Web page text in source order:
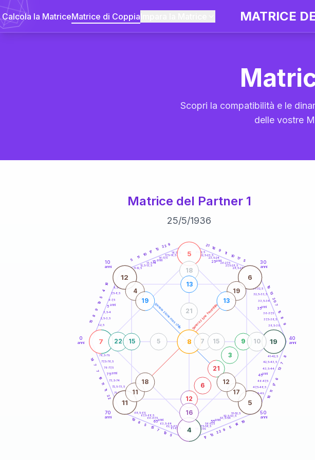
Calcola la MatriceMatrice di Coppia MATRICE
Scopri la compatibilità e le
delle vostre
Matrice del Partner 1
25/5/1936
generazione maschile generazione femminile
0
anni
10
anni
30
anni
40
anni
50
anni
70
anni
1-2,5
2,5-3,5
3,5-4
6-7,5
7,5-8,5
8,5-9
11-12,5
12,5-13,5
13,5-14
16-17,5
17,5-18,5
18,5-19
21-22,5
22,5-23,5
23,5-24
26-27,5
27,5-28,5
28,5-29
31-32,5
32,5-33,5
33,5-34
36-37,5
37,5-38,5
38,5-39
41-42,5
42,5-43,5
43,5-44
46-47,5
47,5-48,5
48,5-49
51-52,5
52,5-53,5
53,5-54
56-57,5
57,5-58,5
58,5-59
61-62,5
62,5-63,5
63,5-64
66-67,5
67,5-68,5
68,5-69
71-72,5
72,5-73,5
73,5-74
76-77,5
77,5-78,5
78,5-79
15
8
9
19
5
4
16
5
11
10
17
12
22 9 21 16
9
11
10 17
5
19
13
20
7
15
8
9
8
7
13
6
17
11
16
19
14
5
9
22
13
17
5
19
7
15
5
8
19
22
11
11
18
7
7
14
7
5
19
4
8
12 6
11 5
12
6
21
3
9
22
18
10
16
15
13
7 15
5
21
4
19
19
13
11
18
17
12
5 anni
15 anni 25anni
35anni
45anni
55anni
65anni
75anni